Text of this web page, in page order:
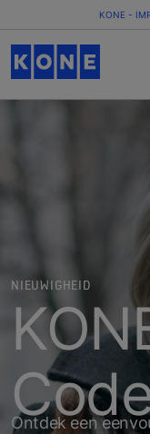
KONE -
NIEUWIGHEID
Ontdek een